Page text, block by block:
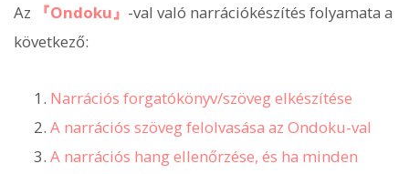
Az 『Ondoku』 -val való narrációkészítés folyamata a
következő:
Narrációs forgatókönyv/szöveg elkészítése
A narrációs szöveg felolvasása az Ondoku-val
A narrációs hang ellenőrzése, és ha minden